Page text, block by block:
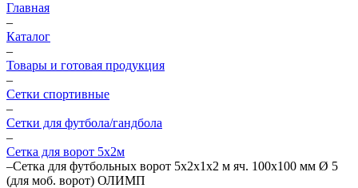
Главная
–
Каталог
–
Товары и готовая продукция
–
Сетки спортивные
–
Сетки для футбола/гандбола
–
Сетка для ворот 5х2м
–Сетка для футбольных ворот 5х2х1х2 м яч. 100х100 мм Ø 5
(для моб. ворот) ОЛИМП